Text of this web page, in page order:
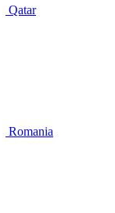
Qatar
Romania